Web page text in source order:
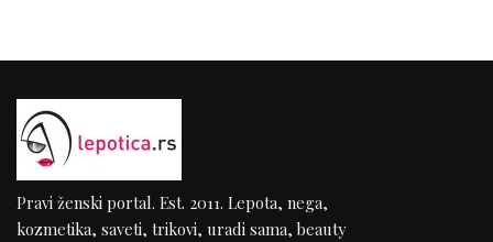
Pravi ženski portal. Est. 2011. Lepota, nega,
kozmetika, saveti, trikovi, uradi sama, beauty